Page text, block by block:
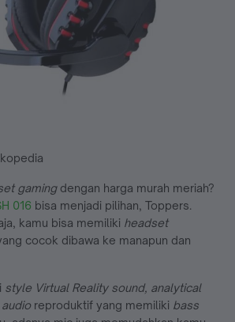
gaming dengan harga murah meriah?
016 bisa menjadi pilihan, Toppers.
kamu bisa memiliki headset
cocok dibawa ke manapun dan
style Virtual Reality sound, analytical
reproduktif yang memiliki bass